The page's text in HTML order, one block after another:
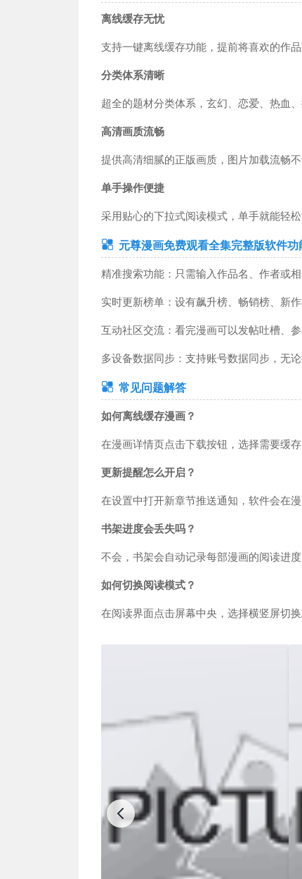
离线缓存无忧
支持一键离线缓存功能，提前将喜欢的作
分类体系清晰
超全的题材分类体系，玄幻、恋爱、热血
高清画质流畅
提供高清细腻的正版画质，图片加载流畅
单手操作便捷
采用贴心的下拉式阅读模式，单手就能轻
元尊漫画免费观看全集完整版软件功
精准搜索功能：只需输入作品名、作者或
实时更新榜单：设有飙升榜、畅销榜、新
互动社区交流：看完漫画可以发帖吐槽、
多设备数据同步：支持账号数据同步，无
常见问题解答
如何离线缓存漫画？
在漫画详情页点击下载按钮，选择需要缓
更新提醒怎么开启？
在设置中打开新章节推送通知，软件会在
书架进度会丢失吗？
不会，书架会自动记录每部漫画的阅读进
如何切换阅读模式？
在阅读界面点击屏幕中央，选择横竖屏切